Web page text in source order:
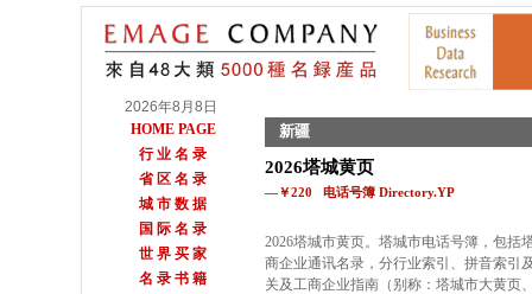
2026年8月8日
HOME PAGE
行 业 名 录
省 区 名 录
城 市 数 据
国 际 名 录
世 界 买 家
名 录 书 籍
新疆
2026塔城黄页
—￥220 电话号簿 Directory.YP
2026塔城市黄页。塔城市电话号簿，包括
商企业通讯名录，分行业索引、拼音索引
关及工商企业指南（别称：塔城市大黄页